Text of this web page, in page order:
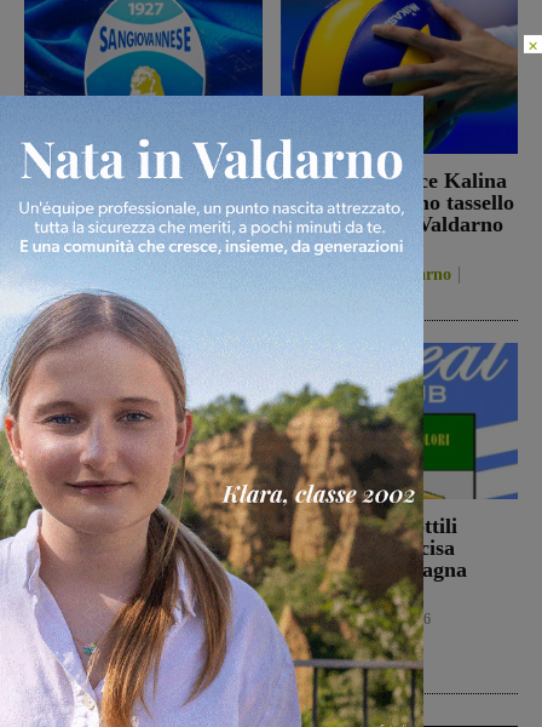
Il 26 agosto cena e
presentazione in piazza
per la Sangiovannese
San Giovanni Valdarno
5 Agosto 2026
La schiacciatrice Kalina
Pylinska l’ultimo tassello
della Passione Valdarno
Volley
Figline Incisa Valdarno
5 Agosto 2026
Ennesimo atto di
violenza contro gli
animali: a Montalto
gatto colpito da pallini.
Enpa: “Atto
ingiustificabile”
Cronaca 5 Agosto 2026
Con Stefano Sottili
l’Ideal Club Incisa
chiude la campagna
acquisti
Calcio 5 Agosto 2026
Ultime Calcio
×